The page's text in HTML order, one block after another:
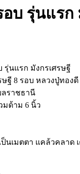
บ รุ่นแรก
รุ่นแรก มังกรเศรษฐี
ฐี 8 รอบ หลวงปู่ทองดี
ราชธานี
มด้าม 6 นิ้ว
นเมตตา แคล้วคลาด